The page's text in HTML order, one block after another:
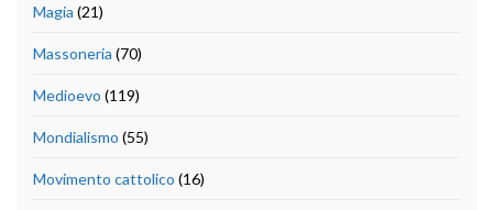
Magia (21)
Massoneria (70)
Medioevo (119)
Mondialismo (55)
Movimento cattolico (16)